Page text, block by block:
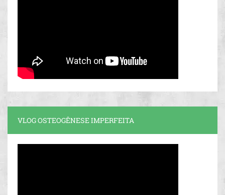
VLOG OSTEOGÊNESE IMPERFEITA